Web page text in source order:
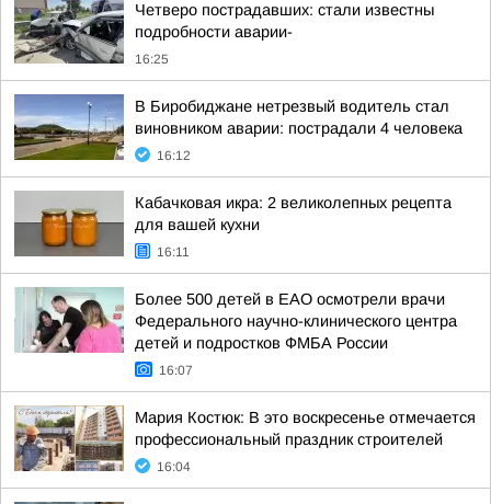
Четверо пострадавших: стали известны
подробности аварии-
16:25
В Биробиджане нетрезвый водитель стал
виновником аварии: пострадали 4 человека
16:12
Кабачковая икра: 2 великолепных рецепта
для вашей кухни
16:11
Более 500 детей в ЕАО осмотрели врачи
Федерального научно-клинического центра
детей и подростков ФМБА России
16:07
Мария Костюк: В это воскресенье отмечается
профессиональный праздник строителей
16:04